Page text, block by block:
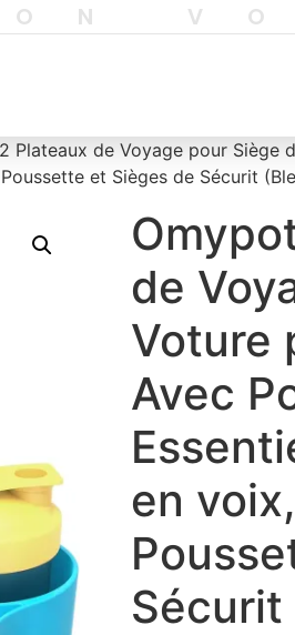
Plateaux de Voyage pour Siège
et Sièges de Sécurit
de
Voture
Avec
en
Sécurit